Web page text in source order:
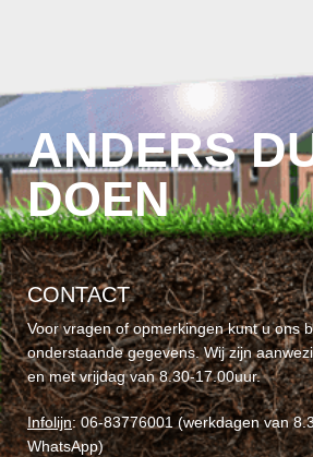
ANDERS
DOEN
CONTACT
Voor vragen of opmerkingen kunt u ons
onderstaande gegevens. Wij zijn
en met vrijdag van 8.30-17.00uur.
Infolijn: 06-83776001 (werkdagen van
WhatsApp)